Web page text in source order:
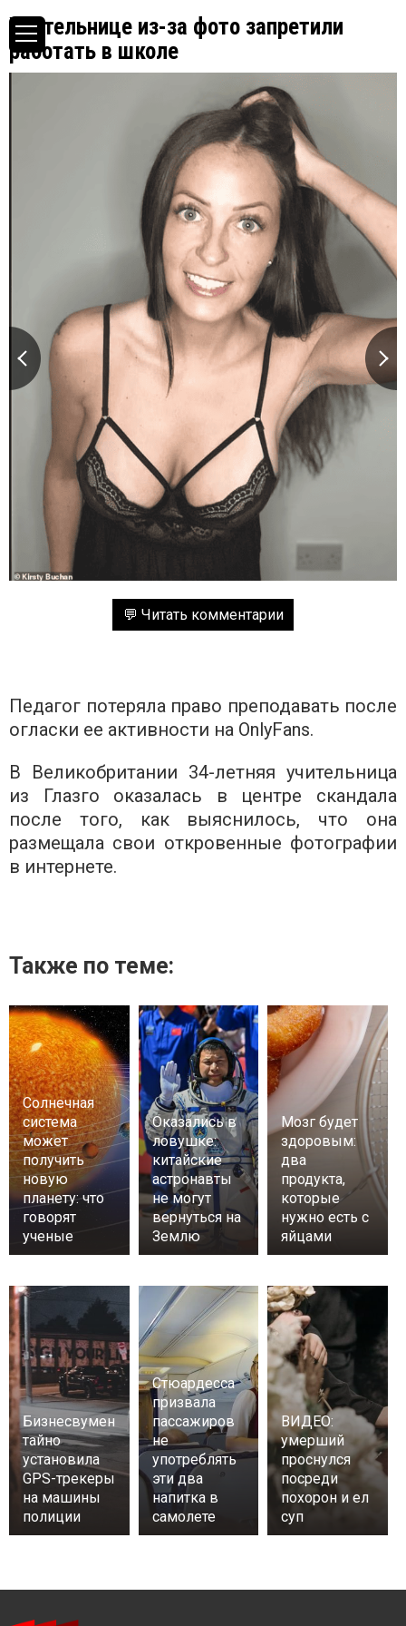
Учительнице из-за фото запретили
работать в школе
💬 Читать комментарии
Педагог потеряла право преподавать после
огласки ее активности на OnlyFans.
В Великобритании 34-летняя учительница
из Глазго оказалась в центре скандала
после того, как выяснилось, что она
размещала свои откровенные фотографии
в интернете.
Также по теме:
Солнечная
система
может
получить
новую
планету: что
говорят
ученые
Оказались в
ловушке:
китайские
астронавты
не могут
вернуться на
Землю
Мозг будет
здоровым:
два
продукта,
которые
нужно есть с
яйцами
Бизнесвумен
тайно
установила
GPS-трекеры
на машины
полиции
Стюардесса
призвала
пассажиров
не
употреблять
эти два
напитка в
самолете
ВИДЕО:
умерший
проснулся
посреди
похорон и ел
суп